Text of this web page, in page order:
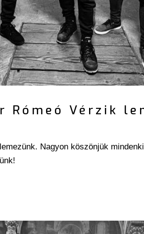
Rómeó Vérzik
Nagyon köszönjük